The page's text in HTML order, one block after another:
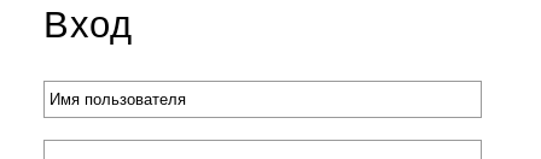
Вход